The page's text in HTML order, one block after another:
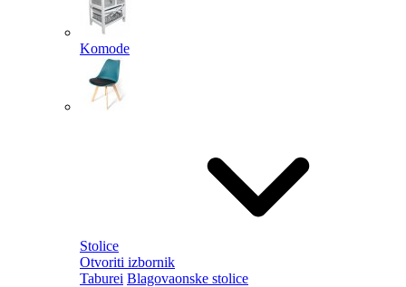
Komode
Stolice
Otvoriti izbornik
Taburei Blagovaonske stolice